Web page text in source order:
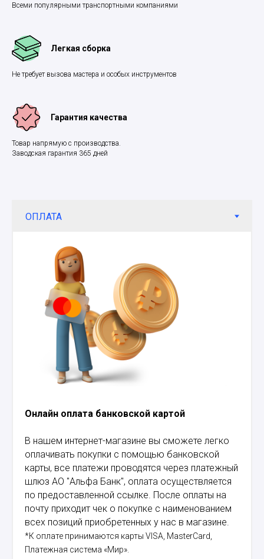
Всеми популярными транспортными компаниями
Легкая сборка
Не требует вызова мастера и особых инструментов
Гарантия качества
Товар напрямую с производства.
Заводская гарантия 365 дней
Онлайн оплата банковской картой
В нашем интернет-магазине вы сможете легко
оплачивать покупки с помощью банковской
карты, все платежи проводятся через платежный
шлюз АО "Альфа Банк", оплата осуществляется
по предоставленной ссылке. После оплаты на
почту приходит чек о покупке с наименованием
всех позиций приобретенных у нас в магазине.
*К оплате принимаются карты VISA, MasterCard,
Платежная система «Мир».